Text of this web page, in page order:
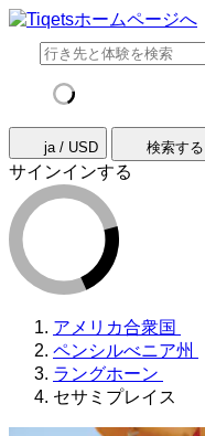
ja / USD 検索する
サインインする
アメリカ合衆国
ペンシルべニア州
ラングホーン
セサミプレイス